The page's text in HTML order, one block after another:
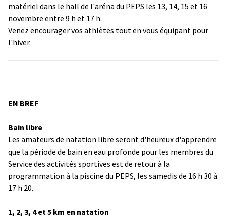
matériel dans le hall de l'aréna du PEPS les 13, 14, 15 et 16
novembre entre 9 h et 17 h.
Venez encourager vos athlètes tout en vous équipant pour
l'hiver.
EN BREF
Bain libre
Les amateurs de natation libre seront d'heureux d'apprendre
que la période de bain en eau profonde pour les membres du
Service des activités sportives est de retour à la
programmation à la piscine du PEPS, les samedis de 16 h 30 à
17 h 20.
1, 2, 3, 4 et 5 km en natation